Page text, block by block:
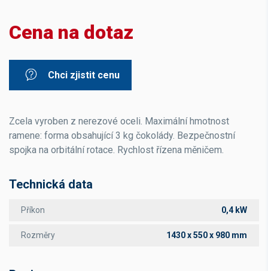
Cena na dotaz
Chci zjistit cenu
Zcela vyroben z nerezové oceli. Maximální hmotnost
ramene: forma obsahující 3 kg čokolády. Bezpečnostní
spojka na orbitální rotace. Rychlost řízena měničem.
Technická data
Příkon 0,4 kW
Rozměry 1430 x 550 x 980 mm